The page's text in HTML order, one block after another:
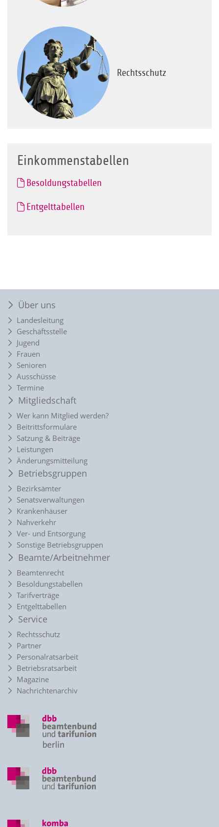
Rechtsschutz
Einkommenstabellen
Besoldungstabellen
Entgelttabellen
Über uns
Landesleitung
Geschäftsstelle
Jugend
Frauen
Senioren
Ausschüsse
Termine
Mitgliedschaft
Wer kann Mitglied werden?
Beitrittsformulare
Satzung & Beiträge
Leistungen
Änderungsmitteilung
Betriebsgruppen
Bezirksämter
Senatsverwaltungen
Krankenhäuser
Nahverkehr
Ver- und Entsorgung
Sonstige Betriebsgruppen
Beamte/Arbeitnehmer
Beamtenrecht
Besoldungstabellen
Tarifverträge
Entgelttabellen
Service
Rechtsschutz
Partner
Personalratsarbeit
Betriebsratsarbeit
Magazine
Nachrichtenarchiv